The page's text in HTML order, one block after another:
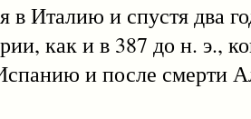
и спустя два
как и в 387 до н. э.,
и после смерти